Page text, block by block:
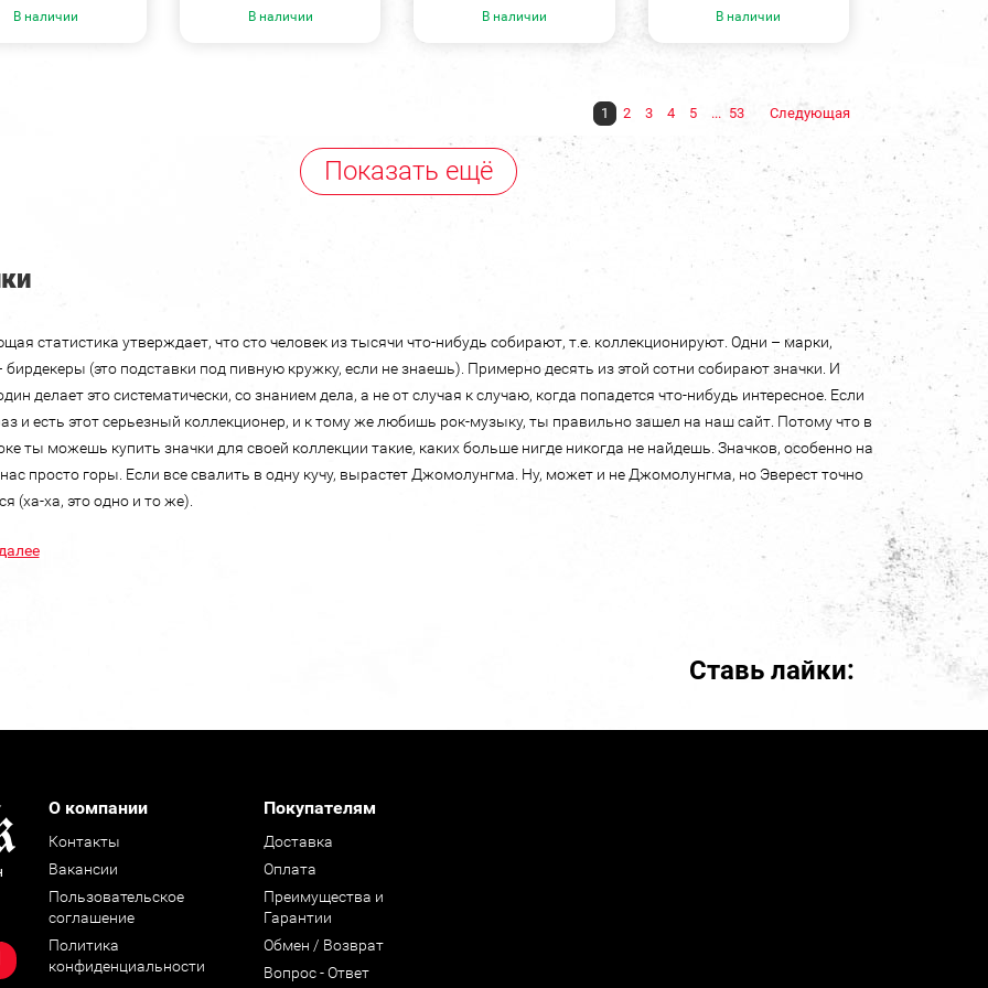
В наличии В наличии В наличии В наличии
1 2 3 4 5 ... 53 Следующая
Показать ещё
статистика утверждает, что сто человек из тысячи что-нибудь собирают, т.е. коллекционируют. Одни – марки,
бирдекеры (это подставки под пивную кружку, если не знаешь). Примерно десять из этой сотни собирают значки. И
делает это систематически, со знанием дела, а не от случая к случаю, когда попадется что-нибудь интересное. Если
и есть этот серьезный коллекционер, и к тому же любишь рок-музыку, ты правильно зашел на наш сайт. Потому что в
ты можешь купить значки для своей коллекции такие, каких больше нигде никогда не найдешь. Значков, особенно на
нас просто горы. Если все свалить в одну кучу, вырастет Джомолунгма. Ну, может и не Джомолунгма, но Эверест точно
(ха-ха, это одно и то же).
Ставь лайки:
О компании
Контакты
Вакансии
Пользовательское
соглашение
Политика
конфиденциальности
Покупателям
Доставка
Оплата
Преимущества и
Гарантии
Обмен / Возврат
Вопрос - Ответ